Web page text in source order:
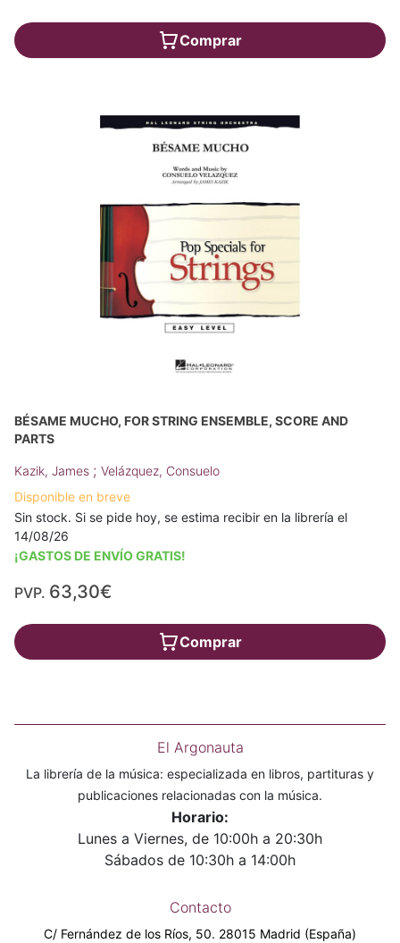
Comprar
BÉSAME MUCHO, FOR STRING ENSEMBLE, SCORE AND
PARTS
Kazik, James ; Velázquez, Consuelo
Disponible en breve
Sin stock. Si se pide hoy, se estima recibir en la librería el
14/08/26
¡GASTOS DE ENVÍO GRATIS!
PVP. 63,30€
Comprar
El Argonauta
La librería de la música: especializada en libros, partituras y
publicaciones relacionadas con la música.
Horario:
Lunes a Viernes, de 10:00h a 20:30h
Sábados de 10:30h a 14:00h
Contacto
C/ Fernández de los Ríos, 50. 28015 Madrid (España)